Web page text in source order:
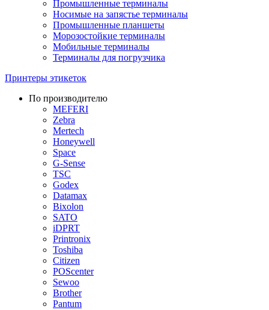
Промышленные терминалы
Носимые на запястье терминалы
Промышленные планшеты
Морозостойкие терминалы
Мобильные терминалы
Терминалы для погрузчика
Принтеры этикеток
По производителю
MEFERI
Zebra
Mertech
Honeywell
Space
G-Sense
TSC
Godex
Datamax
Bixolon
SATO
iDPRT
Printronix
Toshiba
Citizen
POScenter
Sewoo
Brother
Pantum